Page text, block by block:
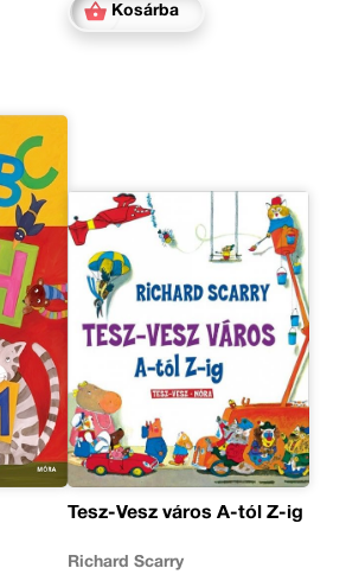
Kosárba
Tesz-Vesz város A-tól Z-ig
Richard Scarry